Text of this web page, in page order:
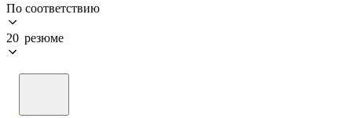
По соответствию
20 резюме